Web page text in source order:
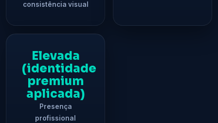
consistência visual
Elevada
(identidade
premium
aplicada)
Presença
profissional